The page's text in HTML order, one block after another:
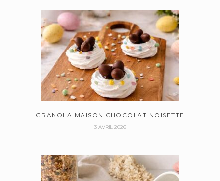
GRANOLA MAISON CHOCOLAT NOISETTE
3 AVRIL 2026